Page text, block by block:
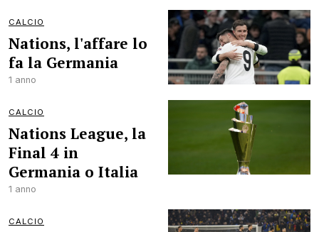
CALCIO
Nations, l'affare lo
fa la Germania
1 anno
CALCIO
Nations League, la
Final 4 in
Germania o Italia
1 anno
CALCIO